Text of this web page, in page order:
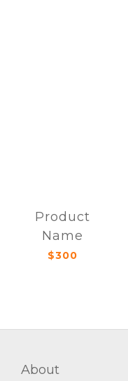
Product
Name
$300
About